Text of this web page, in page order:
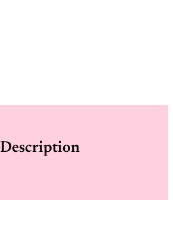
Description